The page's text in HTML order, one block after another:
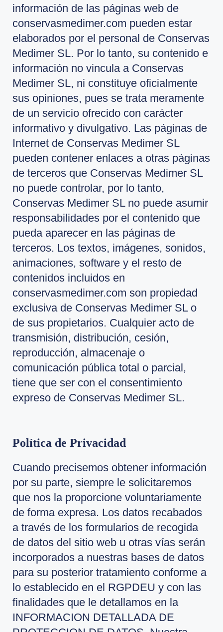
información de las páginas web de
conservasmedimer.com pueden estar
elaborados por el personal de Conservas
Medimer SL. Por lo tanto, su contenido e
información no vincula a Conservas
Medimer SL, ni constituye oficialmente
sus opiniones, pues se trata meramente
de un servicio ofrecido con carácter
informativo y divulgativo. Las páginas de
Internet de Conservas Medimer SL
pueden contener enlaces a otras páginas
de terceros que Conservas Medimer SL
no puede controlar, por lo tanto,
Conservas Medimer SL no puede asumir
responsabilidades por el contenido que
pueda aparecer en las páginas de
terceros. Los textos, imágenes, sonidos,
animaciones, software y el resto de
contenidos incluidos en
conservasmedimer.com son propiedad
exclusiva de Conservas Medimer SL o
de sus propietarios. Cualquier acto de
transmisión, distribución, cesión,
reproducción, almacenaje o
comunicación pública total o parcial,
tiene que ser con el consentimiento
expreso de Conservas Medimer SL.
Política de Privacidad
Cuando precisemos obtener información
por su parte, siempre le solicitaremos
que nos la proporcione voluntariamente
de forma expresa. Los datos recabados
a través de los formularios de recogida
de datos del sitio web u otras vías serán
incorporados a nuestras bases de datos
para su posterior tratamiento conforme a
lo establecido en el RGPDEU y con las
finalidades que le detallamos en la
INFORMACION DETALLADA DE